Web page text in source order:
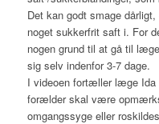
Det kan godt smage
noget sukkerfrit saft i. For
nogen grund til at gå til
sig selv indenfor 3-7 dage.
I videoen fortæller læge Ida
forælder skal være
omgangssyge eller